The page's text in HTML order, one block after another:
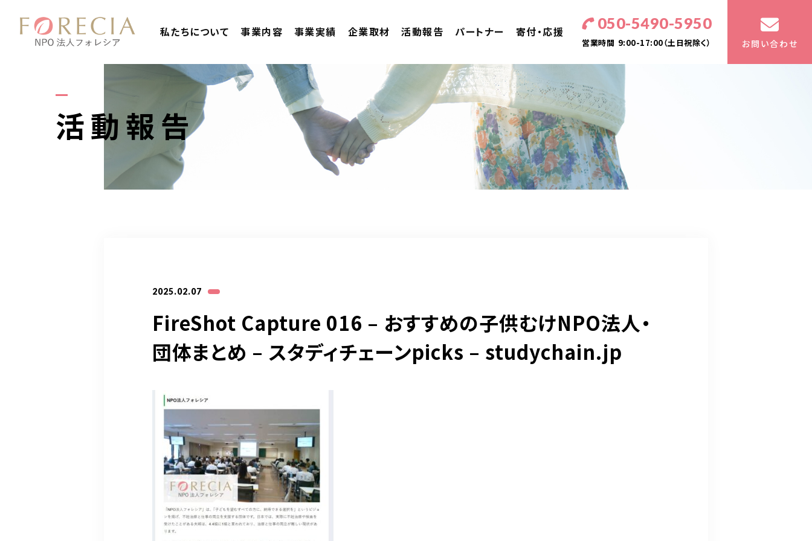
私たちについて 事業内容 事業実績 企業取材 活動報告 パートナー 寄付・応援 050-5490-5950
営業時間 9:00-17:00（土日祝除く） お問い合わせ
活動報告
2025.02.07
FireShot Capture 016 – おすすめの子供むけNPO法人・
団体まとめ – スタディチェーンpicks – studychain.jp